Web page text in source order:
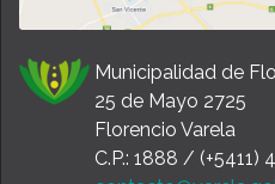
Municipalidad de
25 de Mayo 2725
Florencio Varela
C.P.: 1888 / (+5411)